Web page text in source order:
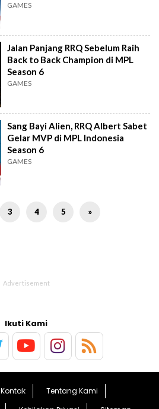
GAMES
Jalan Panjang RRQ Sebelum Raih
Back to Back Champion di MPL
Season 6
GAMES
Sang Bayi Alien, RRQ Albert Sabet
Gelar MVP di MPL Indonesia
Season 6
GAMES
3 4 5 »
Ikuti Kami
Kontak
Tentang Kami